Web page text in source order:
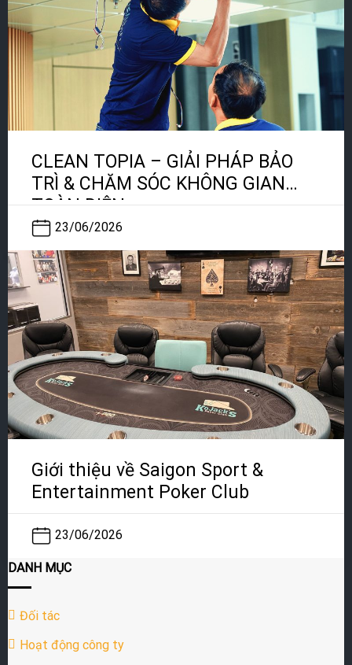
CLEAN TOPIA – GIẢI PHÁP BẢO
TRÌ & CHĂM SÓC KHÔNG GIAN
TOÀN DIỆN
23/06/2026
Giới thiệu về Saigon Sport &
Entertainment Poker Club
23/06/2026
DANH MỤC
Đối tác
Hoạt động công ty